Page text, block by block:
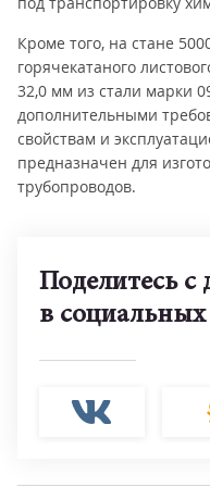
Кроме того, на стане
горячекатаного
32,0 мм из стали марки
дополнительными
свойствам и
предназначен для
трубопроводов.
Поделитесь с
в социальных